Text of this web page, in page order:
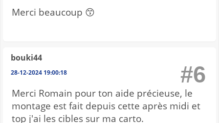
Merci beaucoup 😙
bouki44
28-12-2024 19:00:18 #6
Merci Romain pour ton aide précieuse, le
montage est fait depuis cette après midi et
top j'ai les cibles sur ma carto.